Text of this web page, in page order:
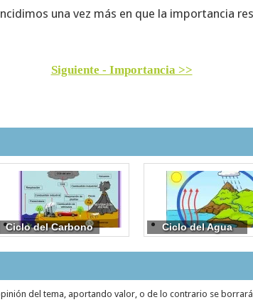
una vez más en que la importancia
Siguiente - Importancia >>
Ciclo del Carbono Ciclo del Agua
del tema, aportando valor, o de lo contrario se